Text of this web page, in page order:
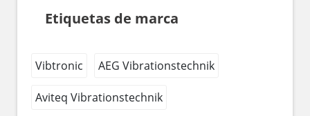
Etiquetas de marca
Vibtronic AEG Vibrationstechnik
Aviteq Vibrationstechnik